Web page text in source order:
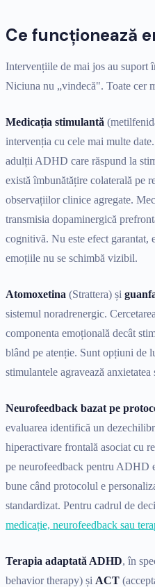
Ce funcționează
Intervențiile de mai jos au suport
Niciuna nu „vindecă". Toate cer
Medicația stimulantă
intervenția cu cele mai multe
adulții ADHD care răspund la
există îmbunătățire colaterală pe
observațiilor clinice agregate.
transmisia dopaminergică
cognitivă. Nu este efect garantat,
emoțiile nu se schimbă vizibil.
Atomoxetina (Strattera) și
sistemul noradrenergic.
componenta emoțională decât
blând pe atenție. Sunt opțiuni de
stimulantele agravează
Neurofeedback bazat pe
evaluarea identifică un
hiperactivare frontală asociat cu
pe neurofeedback pentru ADHD
bune când protocolul e
standardizat. Pentru cadrul de
medicație, neurofeedback sau
Terapia adaptată ADHD, în
behavior therapy) și ACT